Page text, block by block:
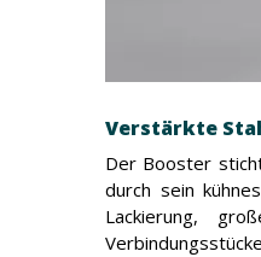
Verstärkte
Der Booster
durch sein
Lackierung,